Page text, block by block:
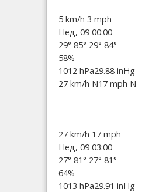
5 km/h 3 mph
Нед, 09 00:00
29° 85° 29° 84°
58%
1012 hPa29.88 inHg
27 km/h N17 mph N
27 km/h 17 mph
Нед, 09 03:00
27° 81° 27° 81°
64%
1013 hPa29.91 inHg